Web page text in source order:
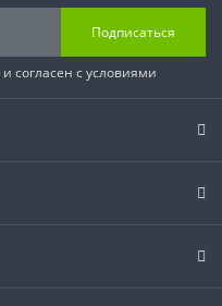
Подписаться
и согласен с условиями